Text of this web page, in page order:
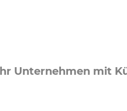
Unternehmen mit